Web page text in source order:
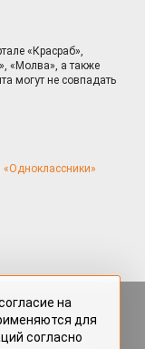
«Красраб»,
«Молва», а также
могут не совпадать
«Одноклассники»
на портале
авторами
права. Полное или
на
для
согласно